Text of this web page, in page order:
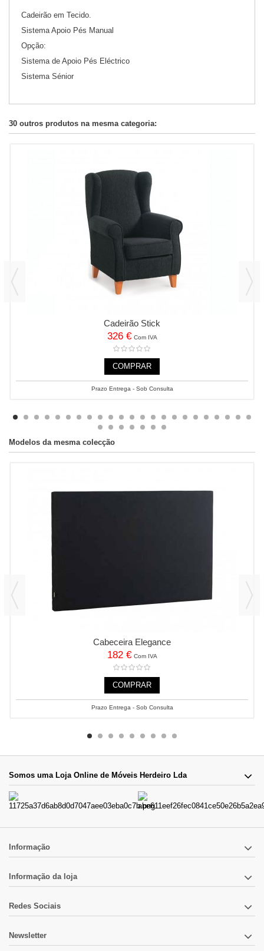
Cadeirão em Tecido.
Sistema Apoio Pés Manual
Opção:
Sistema de Apoio Pés Eléctrico
Sistema Sénior
30 outros produtos na mesma categoria:
Cadeirão Stick
326 € Com IVA
COMPRAR
Prazo Entrega - Sob Consulta
Modelos da mesma colecção
Cabeceira Elegance
182 € Com IVA
COMPRAR
Prazo Entrega - Sob Consulta
Somos uma Loja Online de Móveis Herdeiro Lda
Informação
Informação da loja
Redes Sociais
Newsletter